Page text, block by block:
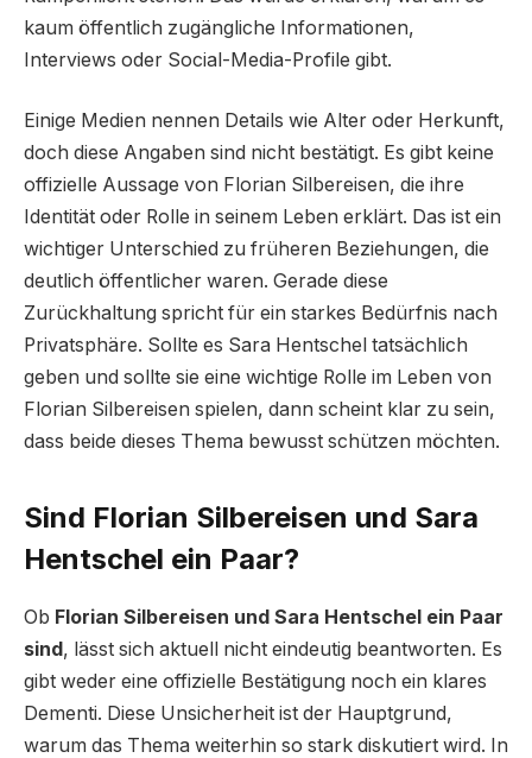
kaum öffentlich zugängliche Informationen,
Interviews oder Social-Media-Profile gibt.
Einige Medien nennen Details wie Alter oder Herkunft,
doch diese Angaben sind nicht bestätigt. Es gibt keine
offizielle Aussage von Florian Silbereisen, die ihre
Identität oder Rolle in seinem Leben erklärt. Das ist ein
wichtiger Unterschied zu früheren Beziehungen, die
deutlich öffentlicher waren. Gerade diese
Zurückhaltung spricht für ein starkes Bedürfnis nach
Privatsphäre. Sollte es Sara Hentschel tatsächlich
geben und sollte sie eine wichtige Rolle im Leben von
Florian Silbereisen spielen, dann scheint klar zu sein,
dass beide dieses Thema bewusst schützen möchten.
Sind Florian Silbereisen und Sara
Hentschel ein Paar?
Ob Florian Silbereisen und Sara Hentschel ein Paar
sind, lässt sich aktuell nicht eindeutig beantworten. Es
gibt weder eine offizielle Bestätigung noch ein klares
Dementi. Diese Unsicherheit ist der Hauptgrund,
warum das Thema weiterhin so stark diskutiert wird. In